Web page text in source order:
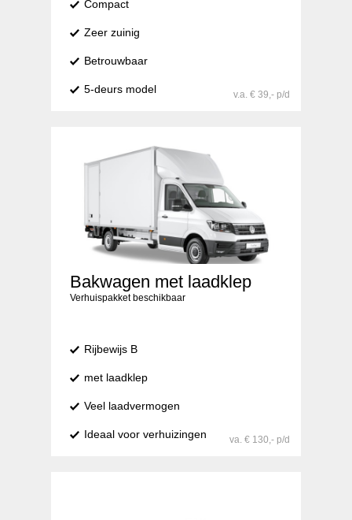
Compact
Zeer zuinig
Betrouwbaar
5-deurs model v.a. € 39,- p/d
Bakwagen met laadklep
Verhuispakket beschikbaar
Rijbewijs B
met laadklep
Veel laadvermogen
Ideaal voor verhuizingen va. € 130,- p/d